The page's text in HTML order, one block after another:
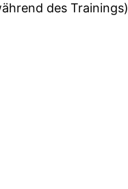
des Trainings)